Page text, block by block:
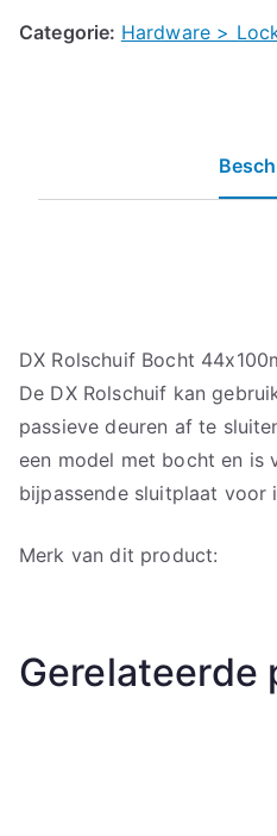
Categorie: Hardware >
DX Rolschuif Bocht
De DX Rolschuif kan
passieve deuren af te
een model met bocht en is
bijpassende sluitplaat voor
Merk van dit product:
Gerelateerde